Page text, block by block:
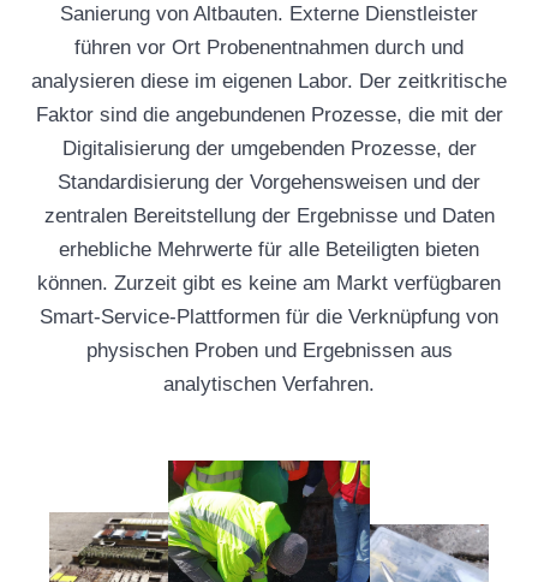
Sanierung von Altbauten. Externe Dienstleister
führen vor Ort Probenentnahmen durch und
analysieren diese im eigenen Labor. Der zeitkritische
Faktor sind die angebundenen Prozesse, die mit der
Digitalisierung der umgebenden Prozesse, der
Standardisierung der Vorgehensweisen und der
zentralen Bereitstellung der Ergebnisse und Daten
erhebliche Mehrwerte für alle Beteiligten bieten
können. Zurzeit gibt es keine am Markt verfügbaren
Smart-Service-Plattformen für die Verknüpfung von
physischen Proben und Ergebnissen aus
analytischen Verfahren.